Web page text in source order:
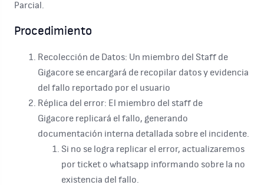
Parcial.
Procedimiento
Recolección de Datos: Un miembro del Staff de
Gigacore se encargará de recopilar datos y evidencia
del fallo reportado por el usuario
Réplica del error: El miembro del staff de
Gigacore replicará el fallo, generando
documentación interna detallada sobre el incidente.
Si no se logra replicar el error, actualizaremos
por ticket o whatsapp informando sobre la no
existencia del fallo.